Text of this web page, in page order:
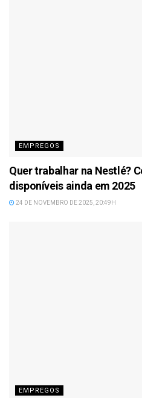
EMPREGOS
Quer trabalhar na Nestlé?
disponíveis ainda em 2025
24 DE NOVEMBRO DE 2025, 20:49H
EMPREGOS